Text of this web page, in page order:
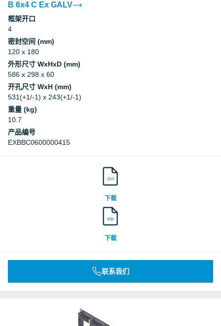
B 6x4 C Ex GALV
框架开口
4
密封空间 (mm)
120 x 180
外形尺寸 WxHxD (mm)
586 x 298 x 60
开孔尺寸 WxH (mm)
531(+1/-1) x 243(+1/-1)
重量 (kg)
10.7
产品编号
EXBBC0600000415
dxf
下载
stp
下载
联系我们